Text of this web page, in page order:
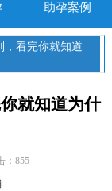
助孕案例
，看完你就知道
就知道为什
：855